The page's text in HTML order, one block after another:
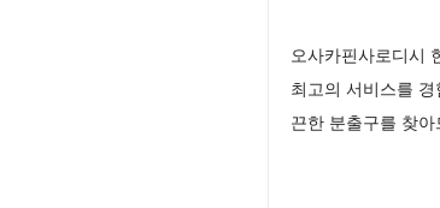
오사카핀사로디시
최고의 서비스를
끈한 분출구를 찾